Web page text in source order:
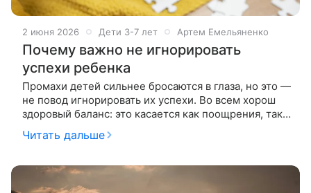
2 июня 2026 Дети 3-7 лет Артем Емельяненко
Почему важно не игнорировать
успехи ребенка
Промахи детей сильнее бросаются в глаза, но это —
не повод игнорировать их успехи. Во всем хорош
здоровый баланс: это касается как поощрения, так и
игнорировать
Читать дальше